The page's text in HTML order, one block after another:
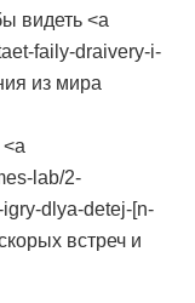
видеть <a
faily-draivery-i-
из мира
lab/2-
dlya-detej-[n-
встреч и